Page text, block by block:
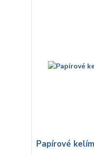
Papírové